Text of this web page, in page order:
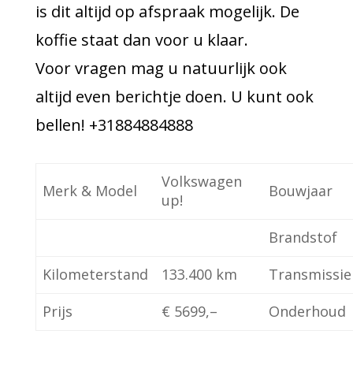
is dit altijd op afspraak mogelijk. De
koffie staat dan voor u klaar.
Voor vragen mag u natuurlijk ook
altijd even berichtje doen. U kunt ook
bellen! +31884884888
Merk & Model
Volkswagen
up!
Bouwjaar
Brandstof
Kilometerstand
133.400 km
Transmissie
Prijs
€ 5699,– Onderhoud